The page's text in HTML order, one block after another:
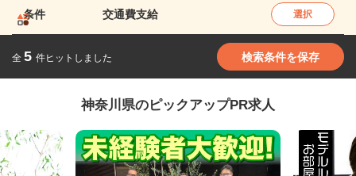
条件 交通費支給 選択
全 5 件ヒットしました 検索条件を保存
神奈川県のピックアップPR求人